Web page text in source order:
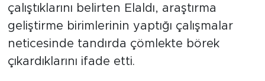
çalıştıklarını belirten Elaldı, araştırma
geliştirme birimlerinin yaptığı çalışmalar
neticesinde tandırda çömlekte börek
çıkardıklarını ifade etti.